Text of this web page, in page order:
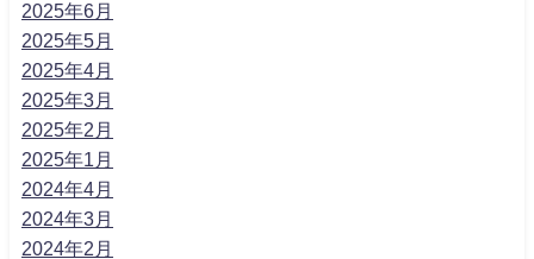
2025年6月
2025年5月
2025年4月
2025年3月
2025年2月
2025年1月
2024年4月
2024年3月
2024年2月